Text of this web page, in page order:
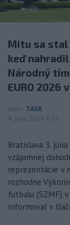
Mitu sa stal
keď
Národný
EURO 2026
Autor TASR
4. júna 2026 6:30
Bratislava 3.
vzájomnej
reprezentácie v
rozhodne
futbalu (SZMF)
informoval v